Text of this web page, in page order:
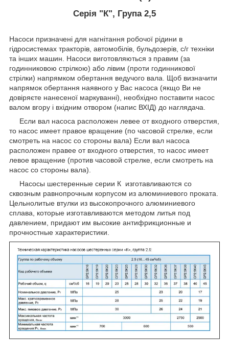
Серія "К", Група 2,5
Насоси призначені для нагнітання робочої рідини в
гідросистемах тракторів, автомобілів, бульдозерів, с/г техніки
та інших машин. Насоси виготовляються з правим (за
годинниковою стрілкою) або лівим (проти годинникової
стрілки) напрямком обертання ведучого вала. Щоб визначити
напрямок обертання наявного у Вас насоса (якщо Ви не
довіряєте нанесеної маркуванні), необхідно поставити насос
валом вгору і вхідним отвором (напис ВХІД) до наглядача.
Если вал насоса расположен левее от входного отверстия,
то насос имеет правое вращение (по часовой cтрелке, если
смотреть на насос со стороны вала) Если вал насоса
расположен правее от входного отверстия, то насос имеет
левое вращение (против часовой стрелке, если смотреть на
насос со стороны вала).
Насосы шестеренные серии К изготавливаются со
сквозным равнопрочным корпусом из алюминиевого проката.
Цельнолитые втулки из высокопрочного алюминиевого
сплава, которые изготавливаются методом литья под
давлением, придают им высокие антифрикционные и
прочностные характеристики.